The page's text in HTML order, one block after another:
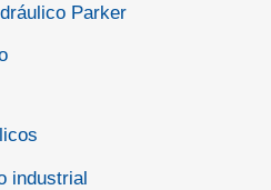
Parker
industrial